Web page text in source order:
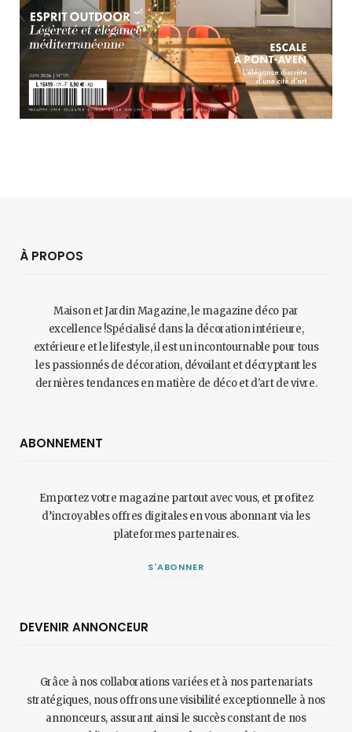
À PROPOS
Maison et Jardin Magazine, le magazine déco par
excellence !Spécialisé dans la décoration intérieure,
extérieure et le lifestyle, il est un incontournable pour tous
les passionnés de décoration, dévoilant et décryptant les
dernières tendances en matière de déco et d'art de vivre.
ABONNEMENT
Emportez votre magazine partout avec vous, et profitez
d’incroyables offres digitales en vous abonnant via les
plateformes partenaires.
S'ABONNER
DEVENIR ANNONCEUR
Grâce à nos collaborations variées et à nos partenariats
stratégiques, nous offrons une visibilité exceptionnelle à nos
annonceurs, assurant ainsi le succès constant de nos